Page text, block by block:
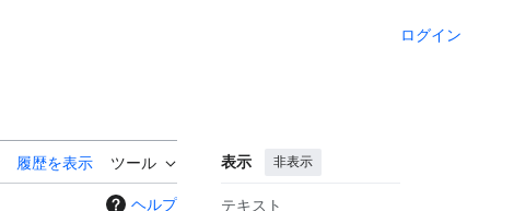
ログイン
履歴を表示 ツール 表示 非表示
テキスト
ヘルプ